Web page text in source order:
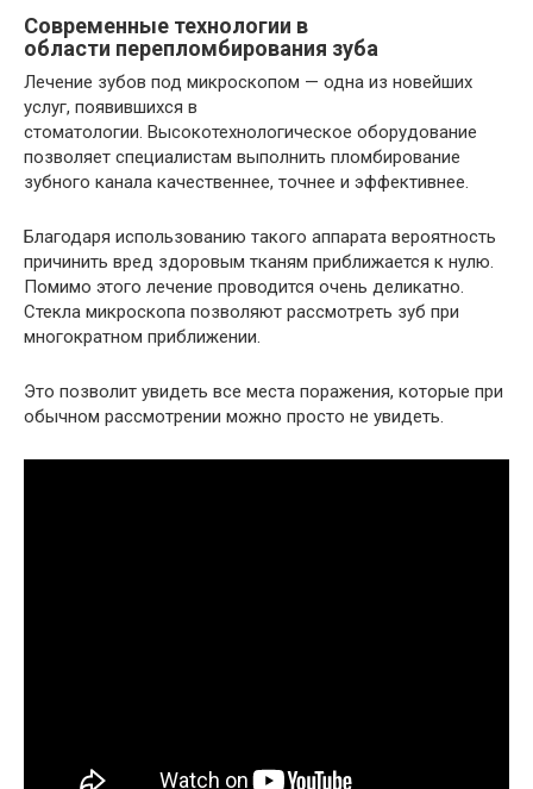
Современные технологии в
области перепломбирования зуба
Лечение зубов под микроскопом — одна из новейших
услуг, появившихся в
стоматологии. Высокотехнологическое оборудование
позволяет специалистам выполнить пломбирование
зубного канала качественнее, точнее и эффективнее.
Благодаря использованию такого аппарата вероятность
причинить вред здоровым тканям приближается к нулю.
Помимо этого лечение проводится очень деликатно.
Стекла микроскопа позволяют рассмотреть зуб при
многократном приближении.
Это позволит увидеть все места поражения, которые при
обычном рассмотрении можно просто не увидеть.